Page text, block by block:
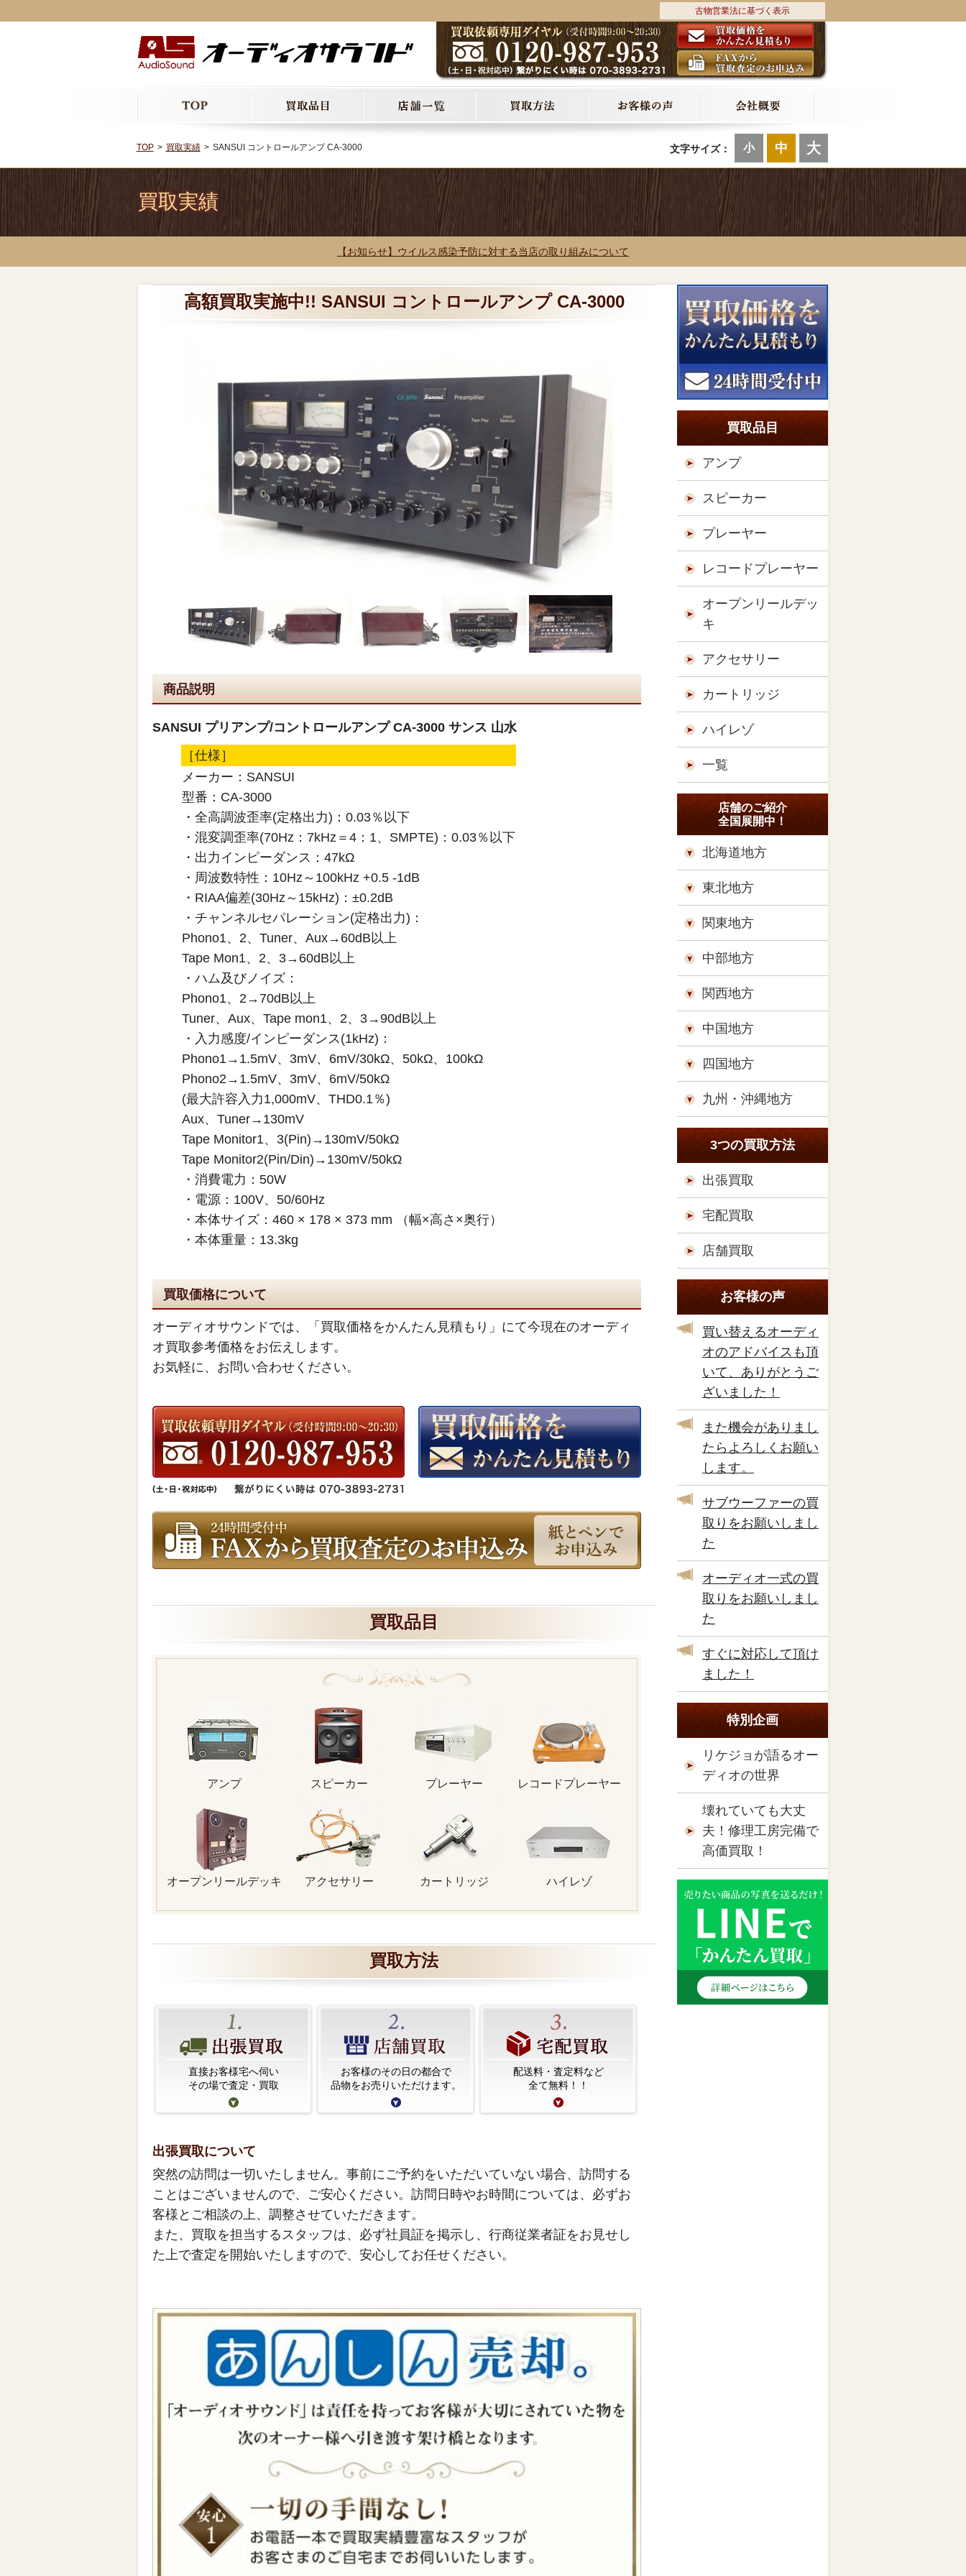
古物営業法に基づく表示
文字サイズ： 小 中 大
TOP 買取実績 SANSUI コントロールアンプ CA-3000
買取実績
【お知らせ】ウイルス感染予防に対する当店の取り組みについて
高額買取実施中!! SANSUI コントロールアンプ CA-3000
商品説明
SANSUI プリアンプ/コントロールアンプ CA-3000 サンス 山水
［仕様］
メーカー：SANSUI
型番：CA-3000
・全高調波歪率(定格出力)：0.03％以下
・混変調歪率(70Hz：7kHz＝4：1、SMPTE)：0.03％以下
・出力インピーダンス：47kΩ
・周波数特性：10Hz～100kHz +0.5 -1dB
・RIAA偏差(30Hz～15kHz)：±0.2dB
・チャンネルセパレーション(定格出力)：
Phono1、2、Tuner、Aux→60dB以上
Tape Mon1、2、3→60dB以上
・ハム及びノイズ：
Phono1、2→70dB以上
Tuner、Aux、Tape mon1、2、3→90dB以上
・入力感度/インピーダンス(1kHz)：
Phono1→1.5mV、3mV、6mV/30kΩ、50kΩ、100kΩ
Phono2→1.5mV、3mV、6mV/50kΩ
(最大許容入力1,000mV、THD0.1％)
Aux、Tuner→130mV
Tape Monitor1、3(Pin)→130mV/50kΩ
Tape Monitor2(Pin/Din)→130mV/50kΩ
・消費電力：50W
・電源：100V、50/60Hz
・本体サイズ：460 × 178 × 373 mm （幅×高さ×奥行）
・本体重量：13.3kg
買取価格について
オーディオサウンドでは、「買取価格をかんたん見積もり」にて今現在のオーディ
オ買取参考価格をお伝えします。
お気軽に、お問い合わせください。
買取品目
アンプ スピーカー プレーヤー レコードプレーヤー
オープンリールデッキ アクセサリー カートリッジ ハイレゾ
買取方法
直接お客様宅へ伺い
その場で査定・買取
お客様のその日の都合で
品物をお売りいただけます。
配送料・査定料など
全て無料！！
出張買取について
突然の訪問は一切いたしません。事前にご予約をいただいていない場合、訪問する
ことはございませんので、ご安心ください。訪問日時やお時間については、必ずお
客様とご相談の上、調整させていただきます。
また、買取を担当するスタッフは、必ず社員証を掲示し、行商従業者証をお見せし
た上で査定を開始いたしますので、安心してお任せください。
買取品目
アンプ
スピーカー
プレーヤー
レコードプレーヤー
オープンリールデッ
キ
アクセサリー
カートリッジ
ハイレゾ
一覧
店舗のご紹介
全国展開中！
北海道地方
東北地方
関東地方
中部地方
関西地方
中国地方
四国地方
九州・沖縄地方
3つの買取方法
出張買取
宅配買取
店舗買取
お客様の声
買い替えるオーディ
オのアドバイスも頂
いて、ありがとうご
ざいました！
また機会がありまし
たらよろしくお願い
します。
サブウーファーの買
取りをお願いしまし
た
オーディオ一式の買
取りをお願いしまし
た
すぐに対応して頂け
ました！
特別企画
リケジョが語るオー
ディオの世界
壊れていても大丈
夫！修理工房完備で
高価買取！